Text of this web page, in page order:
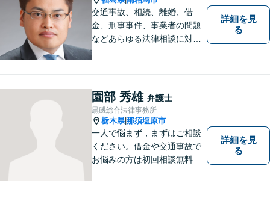
交通事故、相続、離婚、借
金、刑事事件、事業者の問題
などあらゆる法律相談に対応
守ることが第一です。 お困り
ごとがありましたら、まずは
ご相談ください。
詳細を見
る
園部 秀雄 弁護士
黒磯総合法律事務所
栃木県|那須塩原市
一人で悩まず，まずはご相談
ください。借金や交通事故で
お悩みの方は初回相談無料で
詳細を見
る